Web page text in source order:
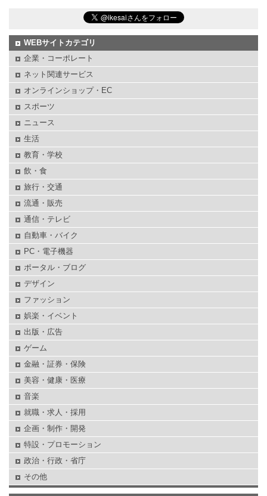
WEBサイトカテゴリ
企業・コーポレート
ネット関連サービス
オンラインショップ・EC
スポーツ
ニュース
生活
教育・学校
飲・食
旅行・交通
流通・販売
通信・テレビ
自動車・バイク
PC・電子機器
ポータル・ブログ
デザイン
ファッション
娯楽・イベント
出版・広告
ゲーム
金融・証券・保険
美容・健康・医療
音楽
就職・求人・採用
企画・制作・開発
特設・プロモーション
政治・行政・省庁
その他